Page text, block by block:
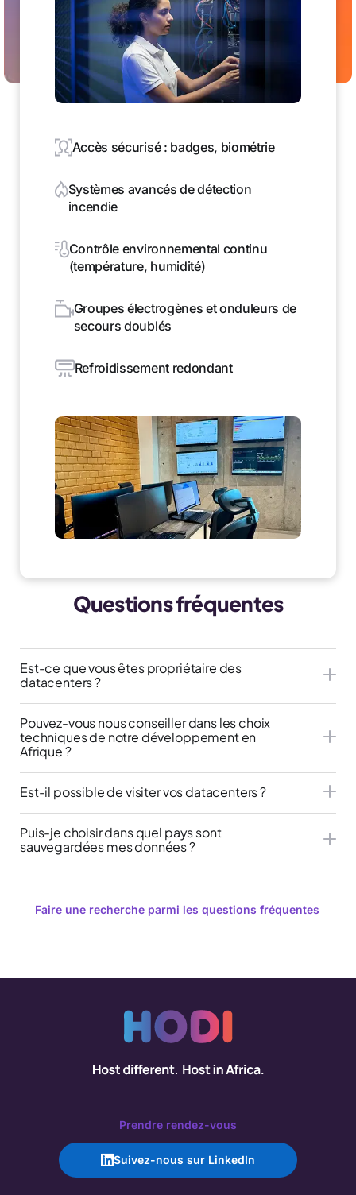
Accès sécurisé : badges, biométrie
Systèmes avancés de détection
incendie
Contrôle environnemental continu
(température, humidité)
Groupes électrogènes et onduleurs de
secours doublés
Refroidissement redondant
Questions fréquentes
Est-ce que vous êtes propriétaire des
datacenters ?
Pouvez-vous nous conseiller dans les choix
techniques de notre développement en
Afrique ?
Est-il possible de visiter vos datacenters ?
Puis-je choisir dans quel pays sont
sauvegardées mes données ?
Faire une recherche parmi les questions fréquentes
Prendre rendez-vous
Suivez-nous sur LinkedIn